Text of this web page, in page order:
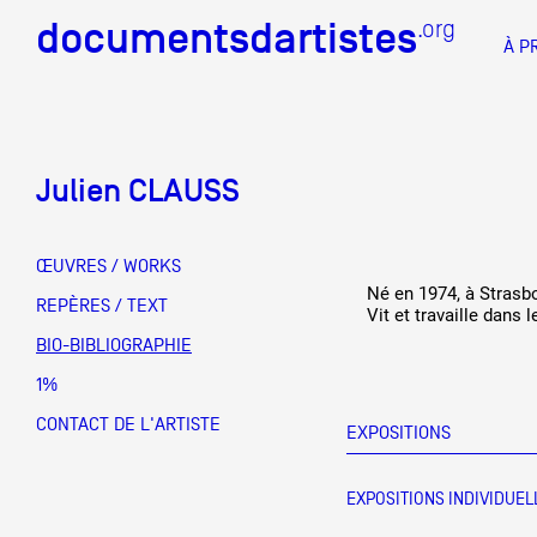
documentsdartistes.org
À
DOCUMENTS D'ARTISTES PACA
DE A
documentsdartistes.org
Équipe
Partenaires
Crédits
Actions
Documentation
Julien CLAUSS
ŒUVRES / WORKS
REPÈRES / TEXT
BIO-BIBLIOGRAPHIE
1%
CONTACT DE L'ARTISTE
Né en 1974, à
Vit et travaille dans
EXPOSITIONS
EXPOSITIONS